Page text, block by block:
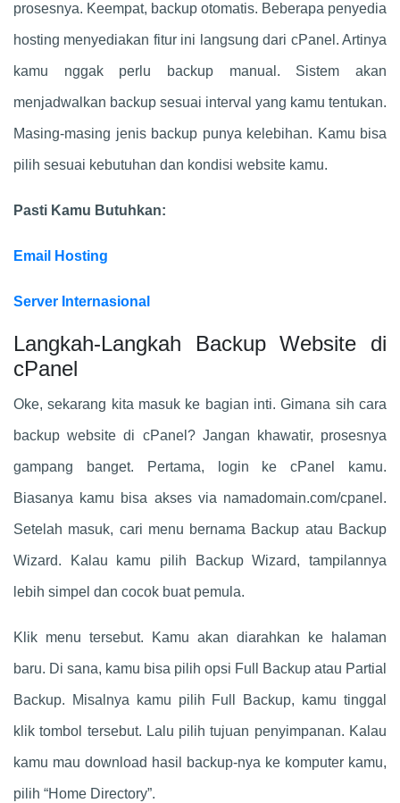
prosesnya. Keempat, backup otomatis. Beberapa penyedia
hosting menyediakan fitur ini langsung dari cPanel. Artinya
kamu nggak perlu backup manual. Sistem akan
menjadwalkan backup sesuai interval yang kamu tentukan.
Masing-masing jenis backup punya kelebihan. Kamu bisa
pilih sesuai kebutuhan dan kondisi website kamu.
Pasti Kamu Butuhkan:
Email Hosting
Server Internasional
Langkah-Langkah Backup Website di
cPanel
Oke, sekarang kita masuk ke bagian inti. Gimana sih cara
backup website di cPanel? Jangan khawatir, prosesnya
gampang banget. Pertama, login ke cPanel kamu.
Biasanya kamu bisa akses via namadomain.com/cpanel.
Setelah masuk, cari menu bernama Backup atau Backup
Wizard. Kalau kamu pilih Backup Wizard, tampilannya
lebih simpel dan cocok buat pemula.
Klik menu tersebut. Kamu akan diarahkan ke halaman
baru. Di sana, kamu bisa pilih opsi Full Backup atau Partial
Backup. Misalnya kamu pilih Full Backup, kamu tinggal
klik tombol tersebut. Lalu pilih tujuan penyimpanan. Kalau
kamu mau download hasil backup-nya ke komputer kamu,
pilih “Home Directory”.